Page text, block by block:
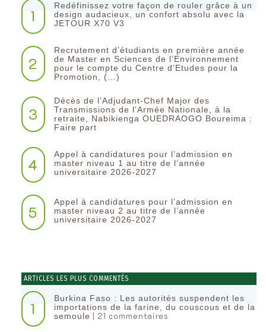
1
Redéfinissez votre façon de rouler grâce à un
design audacieux, un confort absolu avec la
JETOUR X70 V3
2
Recrutement d’étudiants en première année
de Master en Sciences de l’Environnement
pour le compte du Centre d’Etudes pour la
Promotion, (…)
3
Décès de l’Adjudant-Chef Major des
Transmissions de l’Armée Nationale, à la
retraite, Nabikienga OUEDRAOGO Boureima :
Faire part
4
Appel à candidatures pour l’admission en
master niveau 1 au titre de l’année
universitaire 2026-2027
5
Appel à candidatures pour l’admission en
master niveau 2 au titre de l’année
universitaire 2026-2027
ARTICLES LES PLUS COMMENTÉS
1
Burkina Faso : Les autorités suspendent les
importations de la farine, du couscous et de la
semoule | 21 commentaires